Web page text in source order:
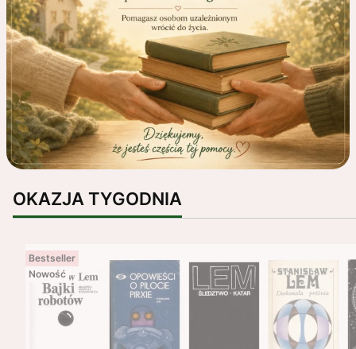
OKAZJA TYGODNIA
Bestseller
Nowość